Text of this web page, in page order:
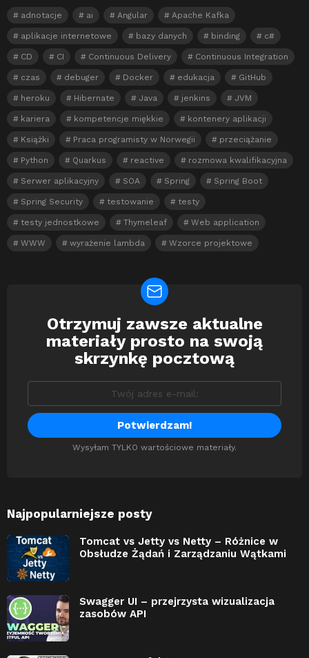
adnotacje ai Angular Apache Kafka
aplikacje internetowe bazy danych binding c#
CD CI Continuous Delivery Continuous Integration
czas debuger Docker edukacja GitHub
heroku Hibernate Java jenkins JVM
kariera kompetencje miękkie kontenery aplikacji
Książki Praca programisty w Norwegii przeciążanie
Python Quarkus reactive rozmowa kwalifikacyjna
Serwer aplikacyjny SOA Spring Spring Boot
Spring Security testowanie testy
testy jednostkowe Thymeleaf Web application
WWW wyrażenie lambda Wzorce projektowe
Newsletter
Otrzymuj zawsze aktualne
materiały prosto na swoją
skrzynkę pocztową
Wysyłam TYLKO wartościowe materiały.
Najpopularniejsze posty
Tomcat vs Jetty vs Netty – Różnice w
Obsłudze Żądań i Zarządzaniu Wątkami
Swagger UI – przejrzysta wizualizacja
zasobów API